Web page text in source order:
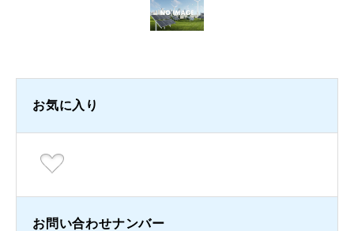
お気に入り
お問い合わせナンバー